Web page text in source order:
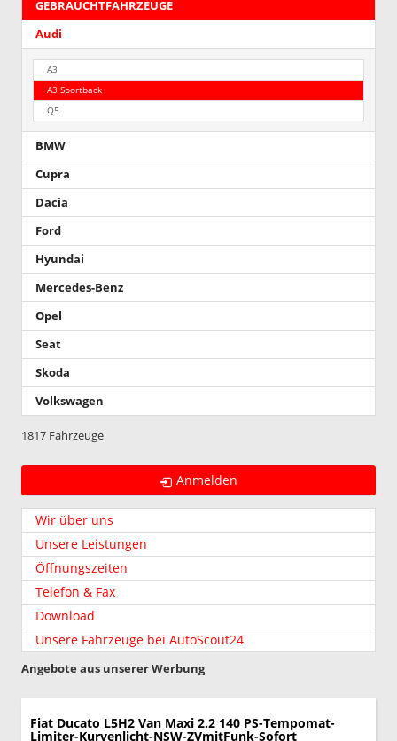
GEBRAUCHTFAHRZEUGE
Audi
A3
A3 Sportback
Q5
BMW
Cupra
Dacia
Ford
Hyundai
Mercedes-Benz
Opel
Seat
Skoda
Volkswagen
1817 Fahrzeuge
Anmelden
Wir über uns
Unsere Leistungen
Öffnungszeiten
Telefon & Fax
Download
Unsere Fahrzeuge bei AutoScout24
Angebote aus unserer Werbung
Fiat Ducato L5H2 Van Maxi 2.2 140 PS-Tempomat-
Limiter-Kurvenlicht-NSW-ZVmitFunk-Sofort